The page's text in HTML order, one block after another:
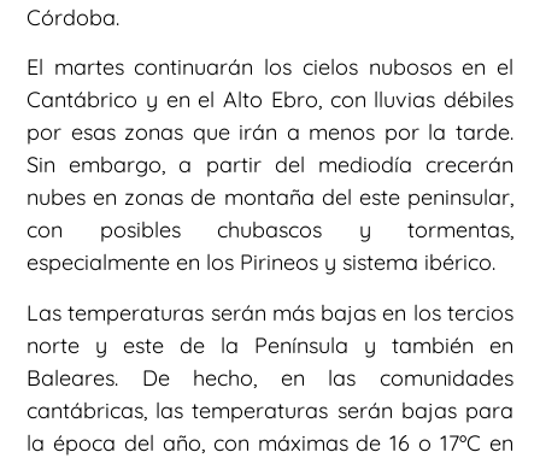
Córdoba.
El martes continuarán los cielos nubosos en el
Cantábrico y en el Alto Ebro, con lluvias débiles
por esas zonas que irán a menos por la tarde.
Sin embargo, a partir del mediodía crecerán
nubes en zonas de montaña del este peninsular,
con posibles chubascos y tormentas,
especialmente en los Pirineos y sistema ibérico.
Las temperaturas serán más bajas en los tercios
norte y este de la Península y también en
Baleares. De hecho, en las comunidades
cantábricas, las temperaturas serán bajas para
la época del año, con máximas de 16 o 17ºC en